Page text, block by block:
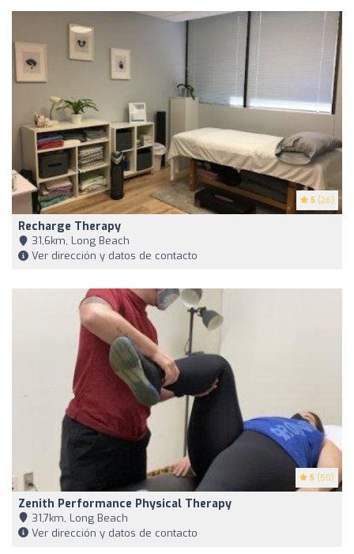
5 (26)
Recharge Therapy
31,6km, Long Beach
Ver dirección y datos de contacto
5 (50)
Zenith Performance Physical Therapy
31,7km, Long Beach
Ver dirección y datos de contacto